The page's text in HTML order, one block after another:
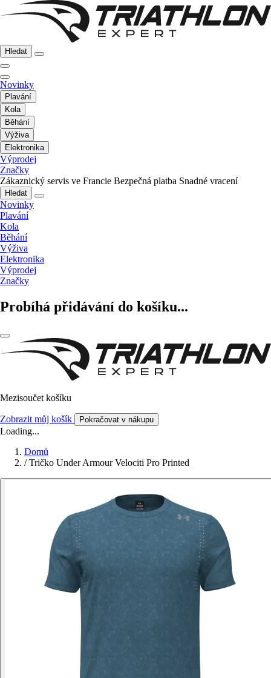
Hledat
Novinky
Plavání
Kola
Běhání
Výživa
Elektronika
Výprodej
Značky
Zákaznický servis ve Francie Bezpečná platba Snadné vracení
Hledat
Novinky
Plavání
Kola
Běhání
Výživa
Elektronika
Výprodej
Značky
Probíhá přidávání do košíku...
Mezisoučet košíku
Zobrazit můj košík Pokračovat v nákupu
Loading...
Domů
/ Tričko Under Armour Velociti Pro Printed